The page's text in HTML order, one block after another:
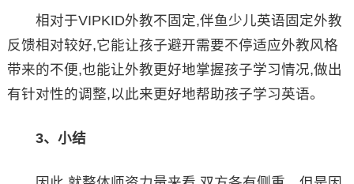
相对于VIPKID外教不固定,伴鱼少儿英语固定外教
反馈相对较好,它能让孩子避开需要不停适应外教风格
带来的不便,也能让外教更好地掌握孩子学习情况,做出
有针对性的调整,以此来更好地帮助孩子学习英语。
3、小结